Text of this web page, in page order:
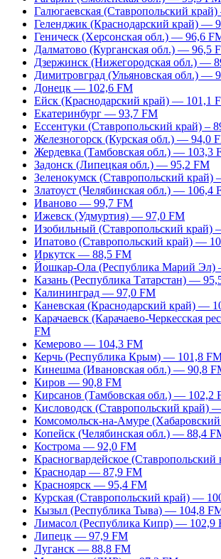
Галюгаевская (Ставропольский
Геленджик (Краснодарский край) —
Геническ (Херсонская обл.) — 96,6
Далматово (Курганская обл.) — 96,5
Дзержинск (Нижегородская обл.) —
Димитровград (Ульяновская обл.) —
Донецк — 102,6 FM
Ейск (Краснодарский край) — 101,1
Екатеринбург — 93,7 FM
Ессентуки (Ставропольский край) –
Железногорск (Курская обл.) — 94,0
Жердевка (Тамбовская обл.) — 103,3
Задонск (Липецкая обл.) — 95,2 FM
Зеленокумск (Ставропольский
Златоуст (Челябинская обл.) — 106,4
Иваново — 99,7 FM
Ижевск (Удмуртия) — 97,0 FM
Изобильный (Ставропольский край)
Ипатово (Ставропольский край) —
Иркутск — 88,5 FM
Йошкар-Ола (Республика Марий Эл)
Казань (Республика Татарстан) —
Калининград — 97,0 FM
Каневская (Краснодарский край) —
Карачаевск (Карачаево-Черкесская
FM
Кемерово — 104,3 FM
Керчь (Республика Крым) — 101,8
Кинешма (Ивановская обл.) — 90,8
Киров — 90,8 FM
Кирсанов (Тамбовская обл.) — 102,2
Кисловодск (Ставропольский край)
Комсомольск-на-Амуре
Копейск (Челябинская обл.) — 88,4
Кострома — 92,0 FM
Красногвардейское
Краснодар — 87,9 FM
Красноярск — 95,4 FM
Курская (Ставропольский край) —
Кызыл (Республика Тыва) — 104,8
Лимасол (Республика Кипр) — 102,9
Липецк — 97,9 FM
Луганск — 88,8 FM